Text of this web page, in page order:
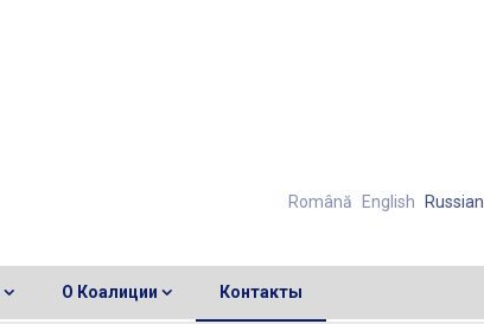
Română English Russian
О Коалиции Контакты